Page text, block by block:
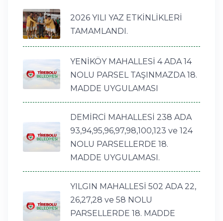
2026 YILI YAZ ETKİNLİKLERİ
TAMAMLANDI.
YENİKÖY MAHALLESİ 4 ADA 14
NOLU PARSEL TAŞINMAZDA 18.
MADDE UYGULAMASI
DEMİRCİ MAHALLESİ 238 ADA
93,94,95,96,97,98,100,123 ve 124
NOLU PARSELLERDE 18.
MADDE UYGULAMASI.
YILGIN MAHALLESİ 502 ADA 22,
26,27,28 ve 58 NOLU
PARSELLERDE 18. MADDE